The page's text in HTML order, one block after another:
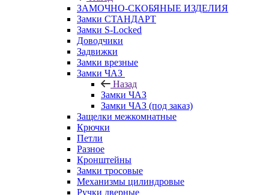
ЗАМОЧНО-СКОБЯНЫЕ ИЗДЕЛИЯ
Замки СТАНДАРТ
Замки S-Locked
Доводчики
Задвижки
Замки врезные
Замки ЧАЗ
Назад
Замки ЧАЗ
Замки ЧАЗ (под заказ)
Защелки межкомнатные
Крючки
Петли
Разное
Кронштейны
Замки тросовые
Механизмы цилиндровые
Ручки дверные